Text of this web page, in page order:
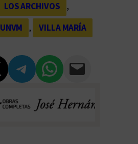
LOS ARCHIVOS
,
UNVM , VILLA MARÍA
Compartir en Telegram Compartir en WhatsApp Compartir vía Email